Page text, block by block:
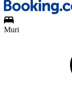
Muri